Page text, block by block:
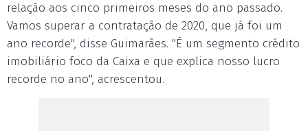
relação aos cinco primeiros meses do ano passado.
Vamos superar a contratação de 2020, que já foi um
ano recorde", disse Guimarães. "É um segmento crédito
imobiliário foco da Caixa e que explica nosso lucro
recorde no ano", acrescentou.